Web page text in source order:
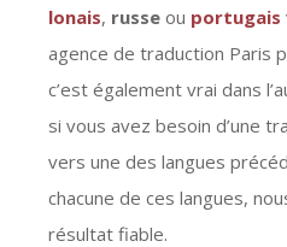
lonais, russe ou portugais
agence de traduction Paris
c’est également vrai dans
si vous avez besoin d’une
vers une des langues
chacune de ces langues,
résultat fiable.